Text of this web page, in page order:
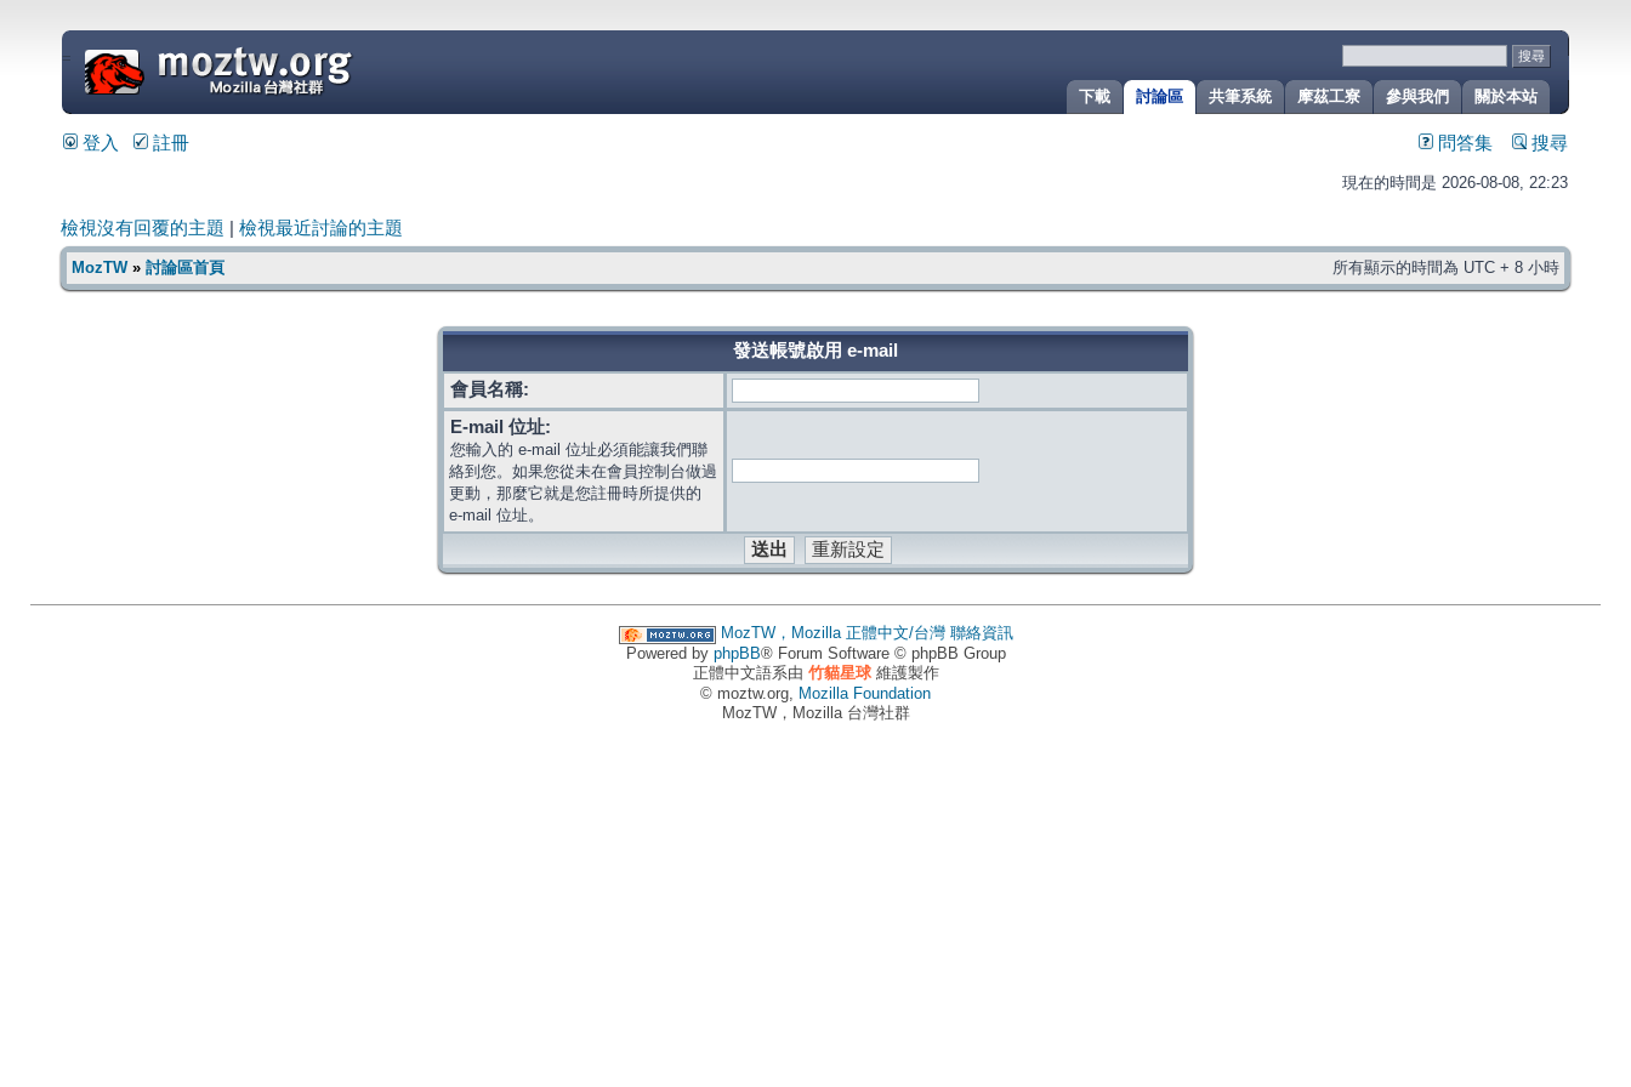
關於本站
參與我們
摩茲工寮
共筆系統
討論區
下載
=
登入 註冊 問答集 搜尋
現在的時間是 2026-08-08, 22:23
檢視沒有回覆的主題 檢視最近討論的主題
MozTW» 討論區首頁 所有顯示的時間為 UTC + 8 小時
發送帳號啟用 e-mail
會員名稱:
E-mail 位址:
您輸入的 e-mail 位址必須能讓我們聯
絡到您。如果您從未在會員控制台做過
更動，那麼它就是您註冊時所提供的
e-mail 位址。
MozTW，Mozilla 正體中文/台灣 聯絡資訊
Powered by phpBB® Forum Software © phpBB Group
正體中文語系由 竹貓星球維護製作
© moztw.org, Mozilla Foundation
MozTW，Mozilla 台灣社群